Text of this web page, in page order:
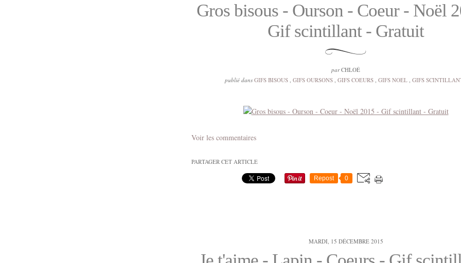
Gros bisous - Ourson - Coeur - Noël
Gif scintillant - Gratuit
parCHLOÉ
publié dans GIFS BISOUS , GIFS OURSONS , GIFS COEURS , GIFS NOEL , GIFS
Voir les commentaires
PARTAGER CET ARTICLE
Repost 0
MARDI, 15 DÉCEMBRE 2015